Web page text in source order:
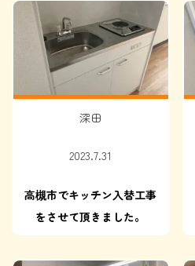
深田
2023.7.31
高槻市でキッチン入替工事
をさせて頂きました。